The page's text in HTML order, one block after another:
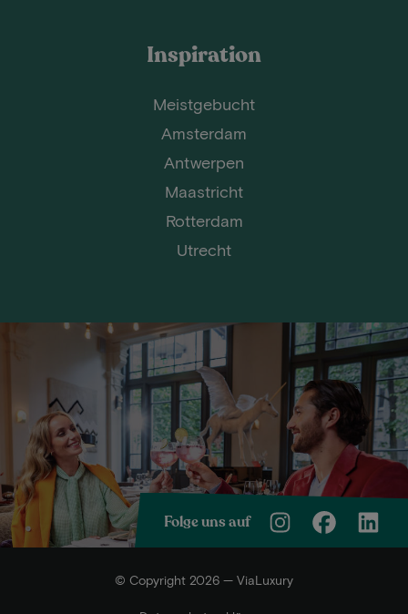
Inspiration
Meistgebucht
Amsterdam
Antwerpen
Maastricht
Rotterdam
Utrecht
Folge uns auf
© Copyright 2026 — ViaLuxury